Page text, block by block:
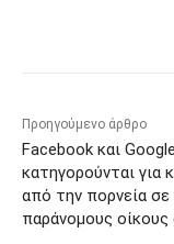
Προηγούμενο άρθρο
Facebook και Google
κατηγορούνται για
από την πορνεία σε
παράνομους οίκους